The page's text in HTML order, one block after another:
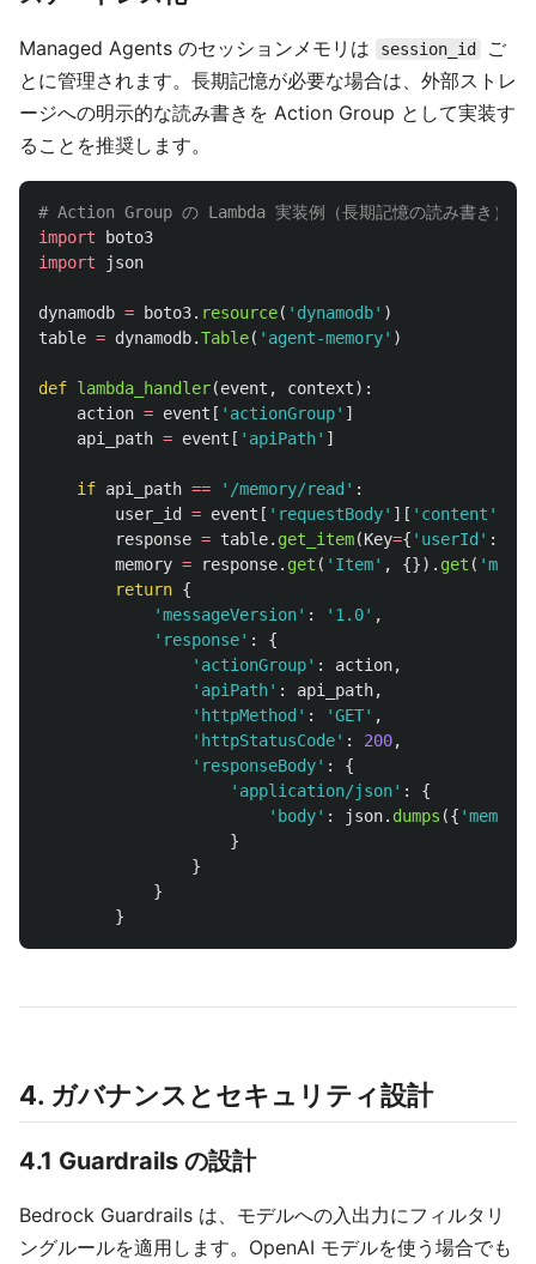
Managed Agents のセッションメモリは session_id
ご
とに管理されます。長期記憶が必要な場合は、外部ストレ
ージへの明示的な読み書きを Action Group として実装す
ることを推奨します。
import
boto3
import
json
dynamodb = boto3. resource( ' dynamodb' )
table = dynamodb.Table( ' agent-memory' )
def lambda_handler(event , context):
action = event [ ' actionGroup' ]
api_path = event [ ' apiPath' ]
if api_path == ' /memory/read ' :
user_id
= event [ ' requestBody' ][ ' content '
response = table. get_item(Key={ ' userId ' :
memory = response. get ( ' Item' , {}). get ( '
return {
'messageVersion' : ' 1.0' ,
' response' :
{
' actionGroup' : action,
' apiPath' : api_path,
' httpMethod ' : 'GET' ,
' httpStatusCode' : 200,
' responseBody' :
{
' application/json' :
{
' body' : json. dumps ({ 'memory
}
}
}
}
4. ガバナンスとセキュリティ設計
4.1 Guardrails の設計
Bedrock Guardrails は、モデルへの入出力にフィルタリ
ングルールを適用します。OpenAI モデルを使う場合でも